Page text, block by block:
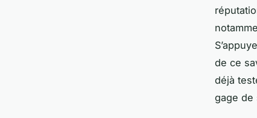
de ce
déjà
gage de